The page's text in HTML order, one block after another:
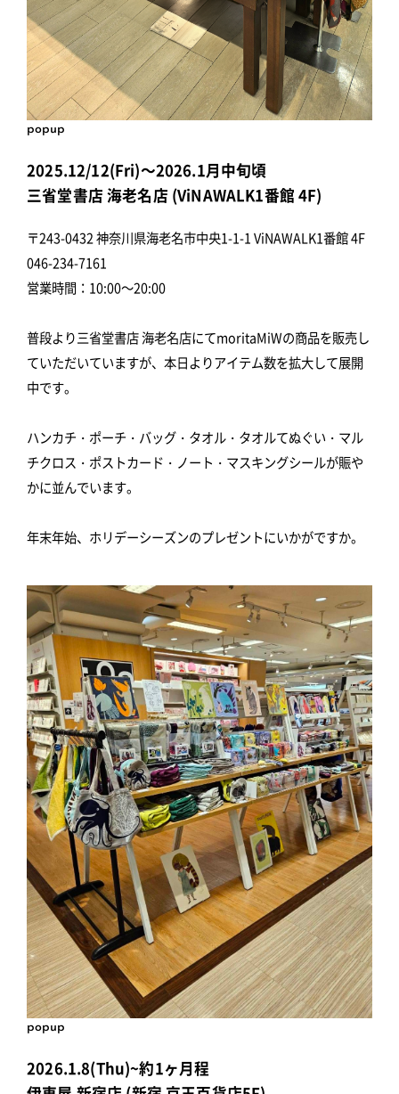
popup
2025.12/12(Fri)～2026.1月中旬頃
三省堂書店 海老名店 (ViNAWALK1番館 4F)
〒243-0432 神奈川県海老名市中央1-1-1 ViNAWALK1番館 4F
046-234-7161
営業時間：10:00～20:00
普段より三省堂書店 海老名店にてmoritaMiWの商品を販売し
ていただいていますが、本日よりアイテム数を拡大して展開
中です。
ハンカチ・ポーチ・バッグ・タオル・タオルてぬぐい・マル
チクロス・ポストカード・ノート・マスキングシールが賑や
かに並んでいます。
年末年始、ホリデーシーズンのプレゼントにいかがですか。
popup
2026.1.8(Thu)~約1ヶ月程